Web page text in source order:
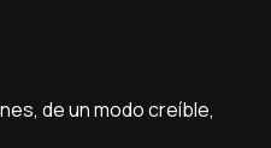
de un modo creíble,